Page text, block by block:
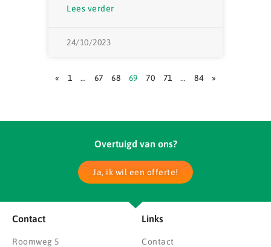
Lees verder
24/10/2023
« 1 … 67 68 69 70 71 … 84 »
Overtuigd van ons?
Ja, ik wil een offerte!
Contact
Roomweg 5
Links
Contact